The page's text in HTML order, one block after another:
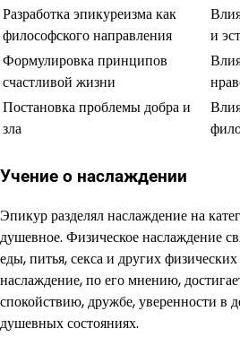
Разработка эпикуреизма как
философского направления
и
Формулировка принципов
счастливой жизни
Постановка проблемы добра и
зла
Учение о наслаждении
Эпикур разделял наслаждение на
душевное. Физическое наслаждение
еды, питья, секса и других
наслаждение, по его мнению,
спокойствию, дружбе, уверенности в
душевных состояниях.